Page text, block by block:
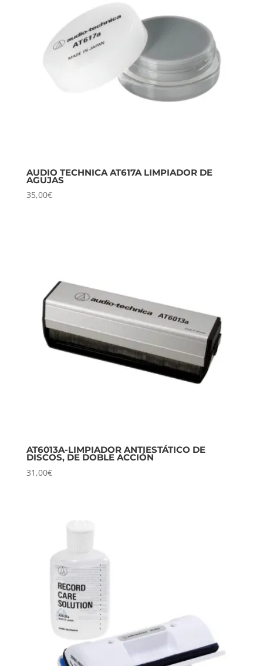
AUDIO TECHNICA AT617A LIMPIADOR DE
AGUJAS
35,00€
AT6013A-LIMPIADOR ANTIESTÁTICO DE
DISCOS, DE DOBLE ACCIÓN
31,00€